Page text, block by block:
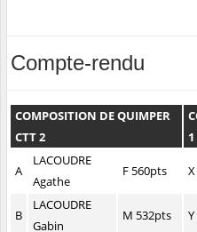
Compte-rendu
COMPOSITION DE QUIMPER
CTT 2
1
A
LACOUDRE
Agathe
F 560pts X
B
LACOUDRE
Gabin
M 532pts Y